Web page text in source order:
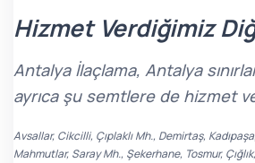
Hizmet Verdiğimiz
Antalya İlaçlama, Antalya
ayrıca şu semtlere de hizmet
Avsallar, Cikcilli, Çıplaklı Mh., Demirtaş, Kadıpaşa,
Mahmutlar, Saray Mh., Şekerhane, Tosmur,